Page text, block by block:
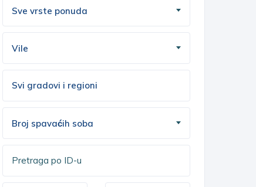
Sve vrste ponuda
Vile
Broj spavaćih soba